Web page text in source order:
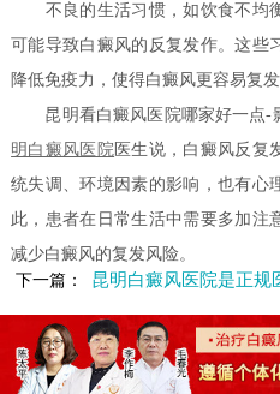
不良的生活习惯，如饮食不均
可能导致白癜风的反复发作。这些
降低免疫力，使得白癜风更容易复发
昆明看白癜风医院哪家好一点-
明白癜风医院 医生说，白癜风反复
统失调、环境因素的影响，也有心
此，患者在日常生活中需要多加注
减少白癜风的复发风险。
下一篇：
昆明白癜风医院是正规医